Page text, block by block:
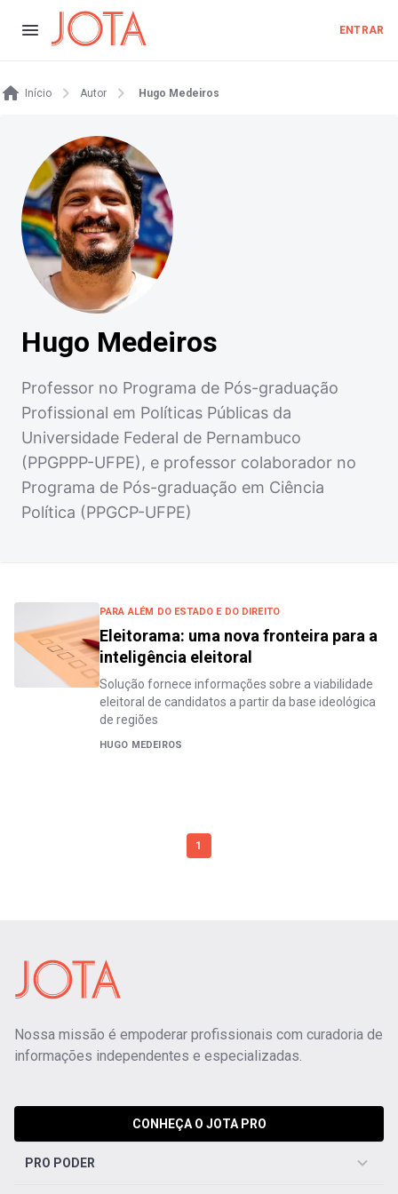
ENTRAR
Início Autor Hugo Medeiros
Hugo Medeiros
Professor no Programa de Pós-graduação
Profissional em Políticas Públicas da
Universidade Federal de Pernambuco
(PPGPPP-UFPE), e professor colaborador no
Programa de Pós-graduação em Ciência
Política (PPGCP-UFPE)
PARA ALÉM DO ESTADO E DO DIREITO
Eleitorama: uma nova fronteira para a
inteligência eleitoral
Solução fornece informações sobre a viabilidade
eleitoral de candidatos a partir da base ideológica
de regiões
HUGO MEDEIROS
1
Nossa missão é empoderar profissionais com curadoria de
informações independentes e especializadas.
CONHEÇA O JOTA PRO
PRO PODER